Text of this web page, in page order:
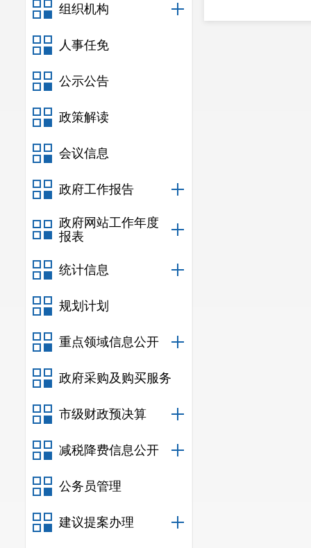
组织机构
人事任免
公示公告
政策解读
会议信息
政府工作报告
政府网站工作年度
报表
统计信息
规划计划
重点领域信息公开
政府采购及购买服务
市级财政预决算
减税降费信息公开
公务员管理
建议提案办理